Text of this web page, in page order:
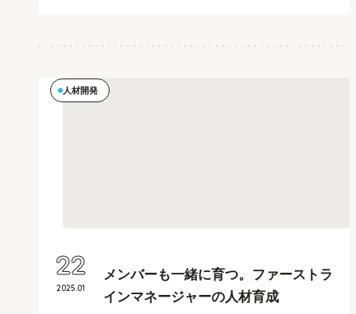
人材開発
メンバーも一緒に育つ。ファーストラ
インマネージャーの人材育成
2025.01
22